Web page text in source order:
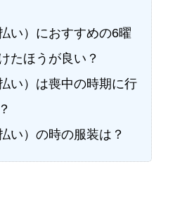
い）におすすめの6曜
たほうが良い？
い）は喪中の時期に行
い）の時の服装は？